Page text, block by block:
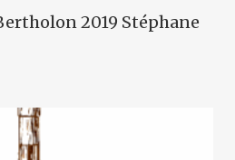
Au Panier2019 Stéphane